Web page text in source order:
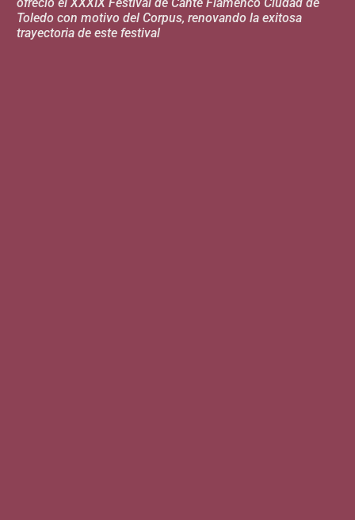
Toledo con motivo del Corpus, renovando la exitosa
trayectoria de este festival